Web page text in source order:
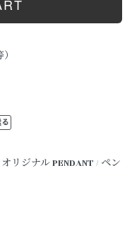
オリジナルPENDANT / ペン